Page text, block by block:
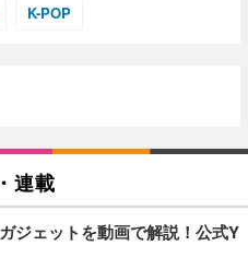
K-POP
連載
ジェットを動画で解説！公式Y